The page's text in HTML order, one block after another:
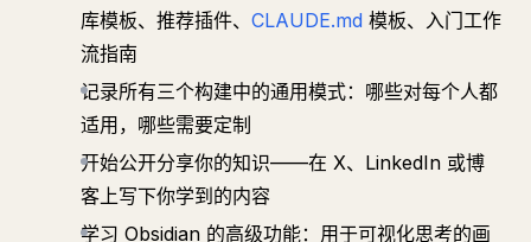
库模板、推荐插件、 CLAUDE.md 模板、入门工作
流指南
记录所有三个构建中的通用模式：哪些对每个人都
适用，哪些需要定制
开始公开分享你的知识——在 X、LinkedIn 或博
客上写下你学到的内容
学习 Obsidian 的高级功能：用于可视化思考的画